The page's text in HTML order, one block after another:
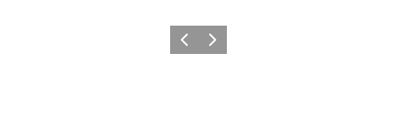
Forrige billede
Næste billede